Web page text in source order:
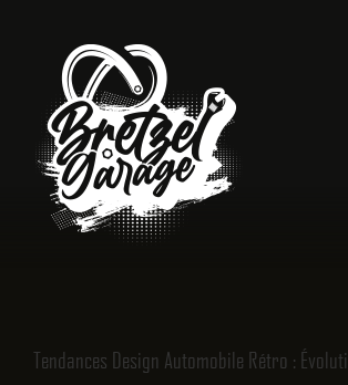
Tendances Design Automobile Rétro :